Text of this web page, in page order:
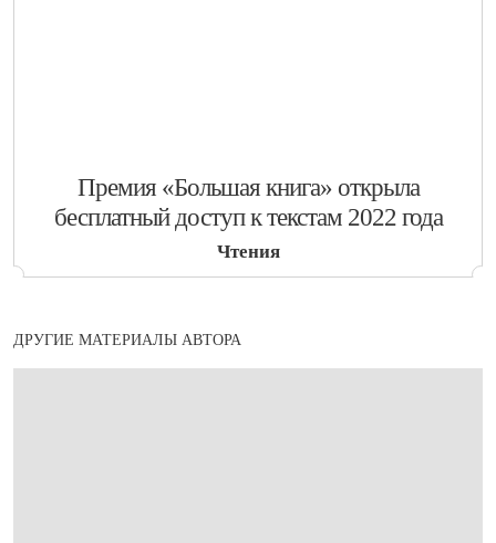
​Премия «Большая книга» открыла
бесплатный доступ к текстам 2022 года
Чтения
ДРУГИЕ МАТЕРИАЛЫ АВТОРА